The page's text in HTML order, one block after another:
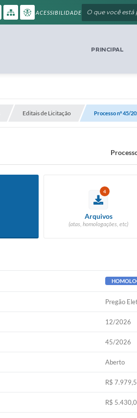
ACESSIBILIDADE
PRINCIPAL
Editais de Licitação Processo n° 45/
4
Arquivos
(atas, homologações, etc)
Pregão
12/2026
45/2026
Aberto
R$
R$